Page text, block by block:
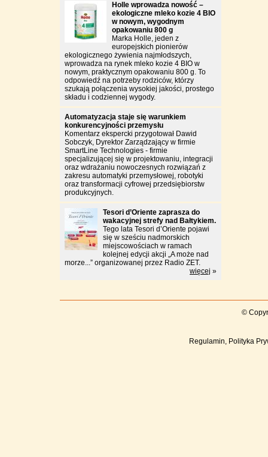
Holle wprowadza nowość –
ekologiczne mleko kozie 4 BIO
w nowym, wygodnym
opakowaniu 800 g
Marka Holle, jeden z
europejskich pionierów
ekologicznego żywienia najmłodszych,
wprowadza na rynek mleko kozie 4 BIO w
nowym, praktycznym opakowaniu 800 g. To
odpowiedź na potrzeby rodziców, którzy
szukają połączenia wysokiej jakości, prostego
składu i codziennej wygody.
Automatyzacja staje się warunkiem
konkurencyjności przemysłu
Komentarz ekspercki przygotował Dawid
Sobczyk, Dyrektor Zarządzający w firmie
SmartLine Technologies - firmie
specjalizującej się w projektowaniu, integracji
oraz wdrażaniu nowoczesnych rozwiązań z
zakresu automatyki przemysłowej, robotyki
oraz transformacji cyfrowej przedsiębiorstw
produkcyjnych.
Tesori d’Oriente zaprasza do
wakacyjnej strefy nad Bałtykiem.
Tego lata Tesori d’Oriente pojawi
się w sześciu nadmorskich
miejscowościach w ramach
kolejnej edycji akcji „A może nad
morze...” organizowanej przez Radio ZET.
więcej »
©
Regulamin, Polityka